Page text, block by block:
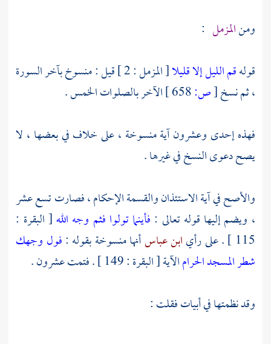
ومنالمزمل :
قولهقم الليل إلا قليلا
[ المزمل : 2 ] قيل : منسوخ بآخر السورة
، ثم نسخ[ص:
الآخر بالصلوات الخمس .
فهذه إحدى وعشرون آية منسوخة ، على خلاف في بعضها ، لا
يصح دعوى النسخ في غيرها .
والأصح في آية الاستئذان والقسمة الإحكام ، فصارت تسع عشر
، ويضم إليها قوله تعالى : فأينما تولوا فثم وجه الله[ البقرة :
115 ] . على رأي
ابن عباسأنها منسوخة بقوله :فول وجهك
شطر المسجد الحرامالآية [ البقرة : 149 ] . فتمت عشرون .
وقد نظمتها في أبيات فقلت :